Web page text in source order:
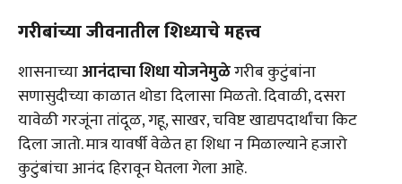
गरीबांच्या जीवनातील शिध्याचे महत्त्व
शासनाच्याआनंदाचा शिधा योजनेमुळेगरीब कुटुंबांना
सणासुदीच्या काळात थोडा दिलासा मिळतो. दिवाळी, दसरा
यावेळी गरजूंना तांदूळ, गहू, साखर, चविष्ट खाद्यपदार्थांचा किट
दिला जातो. मात्र यावर्षी वेळेत हा शिधा न मिळाल्याने हजारो
कुटुंबांचा आनंद हिरावून घेतला गेला आहे.